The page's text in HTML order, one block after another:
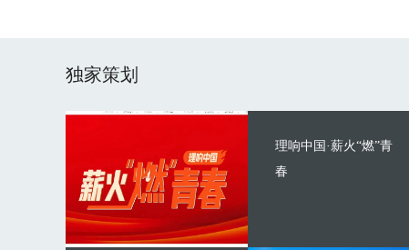
独家策划
理响中国·薪火“燃”青
春